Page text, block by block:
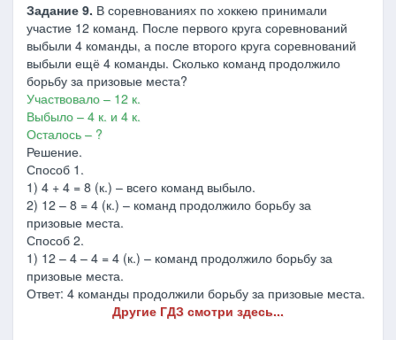
Задание 9. В соревнованиях по хоккею принимали
участие 12 команд. После первого круга соревнований
выбыли 4 команды, а после второго круга соревнований
выбыли ещё 4 команды. Сколько команд продолжило
борьбу за призовые места?
Участвовало – 12 к.
Выбыло – 4 к. и 4 к.
Осталось – ?
Решение.
Способ 1.
1) 4 + 4 = 8 (к.) – всего команд выбыло.
2) 12 – 8 = 4 (к.) – команд продолжило борьбу за
призовые места.
Способ 2.
1) 12 – 4 – 4 = 4 (к.) – команд продолжило борьбу за
призовые места.
Ответ: 4 команды продолжили борьбу за призовые места.
Другие ГДЗ смотри здесь...